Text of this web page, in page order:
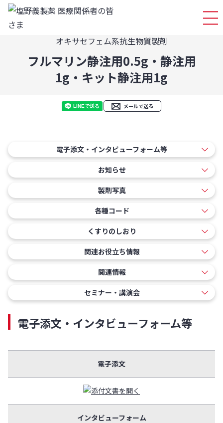
ログ
オキサセフェム系抗生物質製剤
フルマリン静注用0.5g・静注用
1g・キット静注用1g
メールで送る
電子添文・インタビューフォーム等
お知らせ
製剤写真
各種コード
くすりのしおり
関連お役立ち情報
関連情報
セミナー・講演会
電子添文・インタビューフォーム等
電子添文
インタビューフォーム